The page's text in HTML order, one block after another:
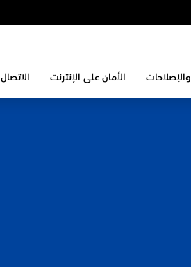
الأمان على الإنترنت الاتصال